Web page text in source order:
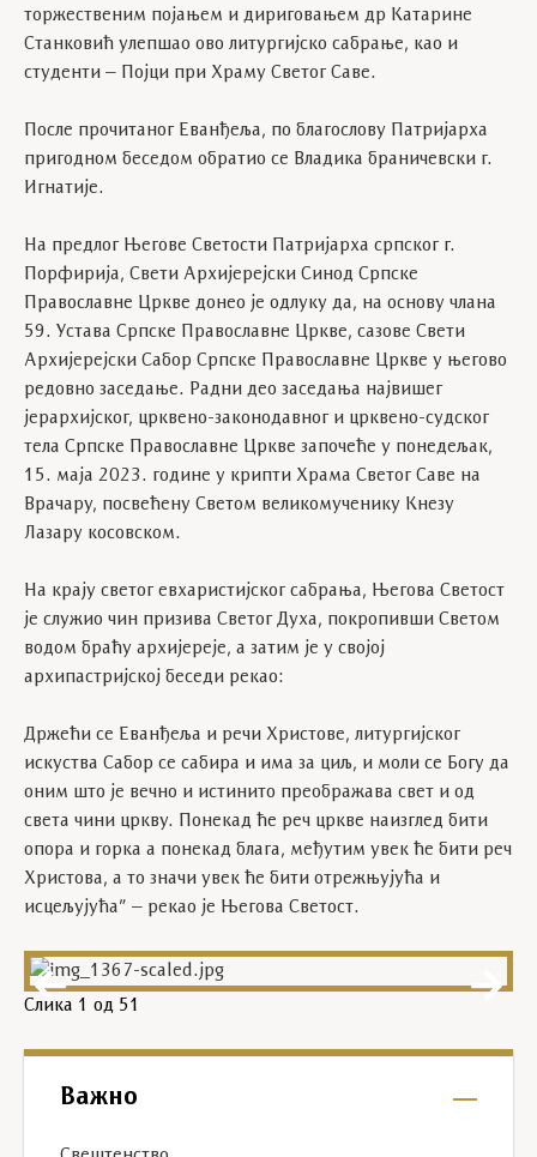
торжественим појањем и дириговањем др Катарине
Станковић улепшао ово литургијско сабрање, као и
студенти – Појци при Храму Светог Саве.
После прочитаног Еванђеља, по благослову Патријарха
пригодном беседом обратио се Владика браничевски г.
Игнатије.
На предлог Његове Светости Патријарха српског г.
Порфирија, Свети Архијерејски Синод Српске
Православне Цркве донео је одлуку да, на основу члана
59. Устава Српске Православне Цркве, сазове Свети
Архијерејски Сабор Српске Православне Цркве у његово
редовно заседање. Радни део заседања највишег
јерархијског, црквено-законодавног и црквено-судског
тела Српске Православне Цркве започеће у понедељак,
15. маја 2023. године у крипти Храма Светог Саве на
Врачару, посвећену Светом великомученику Кнезу
Лазару косовском.
На крају светог евхаристијског сабрања, Његова Светост
је служио чин призива Светог Духа, покропивши Светом
водом браћу архијереје, а затим је у својој
архипастријској беседи рекао:
Држећи се Еванђеља и речи Христове, литургијског
искуства Сабор се сабира и има за циљ, и моли се Богу да
оним што је вечно и истинито преображава свет и од
света чини цркву. Понекад ће реч цркве наизглед бити
опора и горка а понекад блага, међутим увек ће бити реч
Христова, а то значи увек ће бити отрежњујућа и
исцељујућа” – рекао је Његова Светост.
Слика 1 од 51
Важно